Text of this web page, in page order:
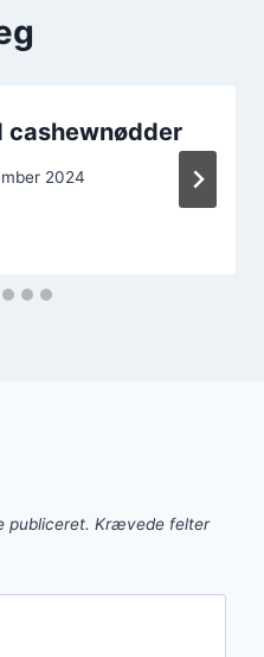
cashewnødder
2024
publiceret. Krævede felter